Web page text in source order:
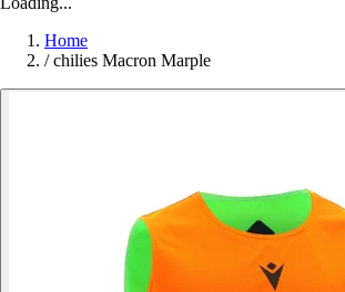
Home
/ chilies Macron Marple